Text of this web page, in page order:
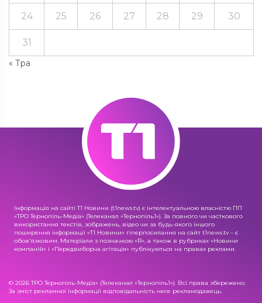
« Тра
24 25 26 27 28 29 30
31
Інформація на сайті Т1 Новини (t1news.tv) є інтелектуальною власністю ПП
«ТРО Тернопіль-Медіа» (Телеканал «Тернопіль1»). За повного чи часткового
використання текстів, зображень, відео чи за будь-якого іншого
поширення інформації «Т1 Новини» гіперпосилання на сайт t1news.tv – є
обов'язковим. Матеріали з позначкою «R», а також в рубриках «Новини
компаній» і «Передвиборча агітація» публікуються на правах реклами.
© 2026 ТРО Тернопіль-Медіа» (Телеканал «Тернопіль1»). Всі права збережено.
За зміст рекламної інформації відповідальність несе рекламодавець.